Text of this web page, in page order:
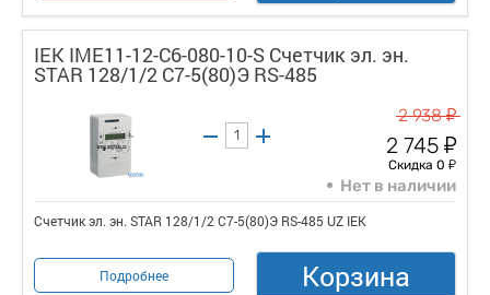
IEK IME11-12-C6-080-10-S Счетчик эл. эн.
STAR 128/1/2 С7-5(80)Э RS-485
2 938у
2 745 у
Скидка 0 у
Нет в наличии
Счетчик эл. эн. STAR 128/1/2 С7-5(80)Э RS-485 UZ IEK
Подробнее Корзина